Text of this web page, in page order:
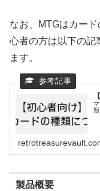
なお、MTGはカー
心者の方は以下の記
ます。
製品概要